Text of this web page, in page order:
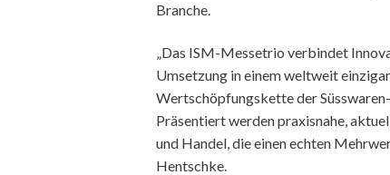
Branche.
„Das ISM-Messetrio verbindet
Umsetzung in einem weltweit
Wertschöpfungskette der
Präsentiert werden praxisnahe,
und Handel, die einen echten
Hentschke.